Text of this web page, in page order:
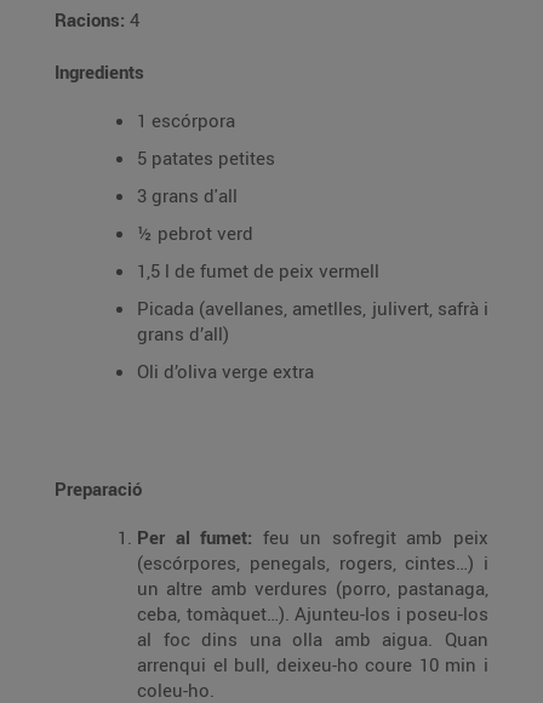
Racions: 4
Ingredients
1 escórpora
5 patates petites
3 grans d'all
½ pebrot verd
1,5 l de fumet de peix vermell
Picada (avellanes, ametlles, julivert, safrà i
grans d’all)
Oli d’oliva verge extra
Preparació
Per al fumet: feu un sofregit amb peix
(escórpores, penegals, rogers, cintes…) i
un altre amb verdures (porro, pastanaga,
ceba, tomàquet…). Ajunteu-los i poseu-los
al foc dins una olla amb aigua. Quan
arrenqui el bull, deixeu-ho coure 10 min i
coleu-ho.